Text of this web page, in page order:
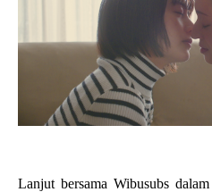
Lanjut bersama Wibusubs